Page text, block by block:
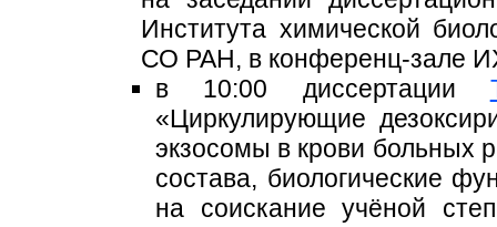
Института химической
СО РАН, в конференц-зале
в 10:00 диссертации
«Циркулирующие
экзосомы в крови больных
состава, биологические
на соискание учёной